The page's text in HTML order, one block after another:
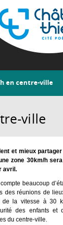
au
contenu
principal
en centre-ville
ville
et mieux
zone 30km/h
avril.
beaucoup
des réunions de
la vitesse à 30
des enfants et
du centre-ville.